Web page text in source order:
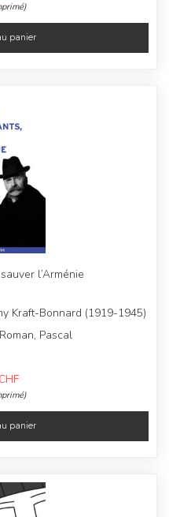
panier
l’Arménie
Kraft-Bonnard (1919-1945)
Pascal
CHF
panier